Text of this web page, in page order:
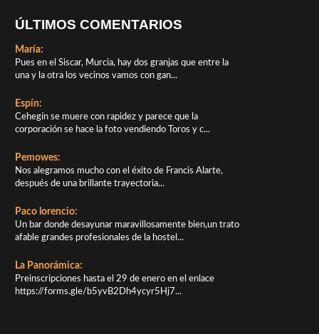
ÚLTIMOS COMENTARIOS
María:
Pues en el Siscar, Murcia, hay dos granjas que entre la
una y la otra los vecinos vamos con gan...
Espín:
Cehegín se muere con rapidez y parece que la
corporación se hace la foto vendiendo Toros y c...
Pemowes:
Nos alegramos mucho con el éxito de Francis Alarte,
después de una brillante trayectoria...
Paco lorencio:
Un bar donde desayunar maravillosamente bien,un trato
afable grandes profesionales de la hostel...
La Panorámica:
Preinscripciones hasta el 29 de enero en el enlace
https://forms.gle/b5yvB2Dh4ycyr5Hj7...